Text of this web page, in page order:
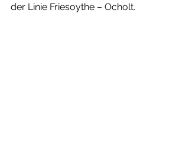
der Linie Friesoythe – Ocholt.